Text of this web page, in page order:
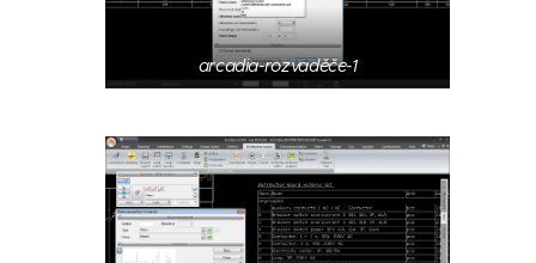
arcadia-rozvaděče-1